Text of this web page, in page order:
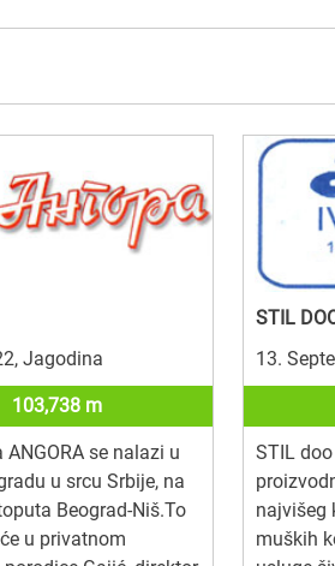
Jagodina
103,738 m
se nalazi u
u srcu Srbije, na
Beograd-Niš.To
u privatnom
STIL
13.
STIL
najvišeg
muških